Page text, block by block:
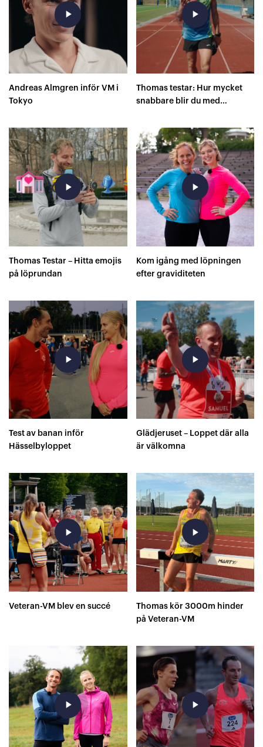
play_arrow
Andreas Almgren inför VM i
Tokyo
play_arrow
Thomas testar: Hur mycket
snabbare blir du med
play_arrow
Thomas Testar – Hitta emojis
på löprundan
play_arrow
Kom igång med löpningen
efter graviditeten
play_arrow
Test av banan inför
Hässelbyloppet
play_arrow
Glädjeruset – Loppet där alla
är välkomna
play_arrow
Veteran-VM blev en succé
play_arrow
Thomas kör 3000m hinder
på Veteran-VM
play_arrow play_arrow